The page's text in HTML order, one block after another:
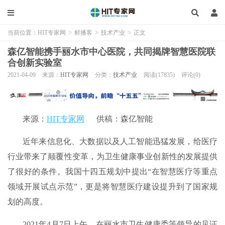
当前位置： HIT专家网 > 鲜播客 > 技术产业 > 正文
森亿智能携手丽水市中心医院，共同揭牌智慧医院联
合创新实验室
2021-04-09 来源： HIT专家网 分类： 技术产业 阅读(17835) 评论(0)
来源： HIT专家网 供稿：森亿智能
近年来信息化、大数据以及人工智能迅猛发展，给医疗
行业带来了颠覆性变革，为卫生健康事业创新性的发展提供
了很好的条件。我国十四五规划中提出“在智慧医疗等重点
领域开展试点示范”，更是将智慧医疗建设提升到了国家规
划的高度。